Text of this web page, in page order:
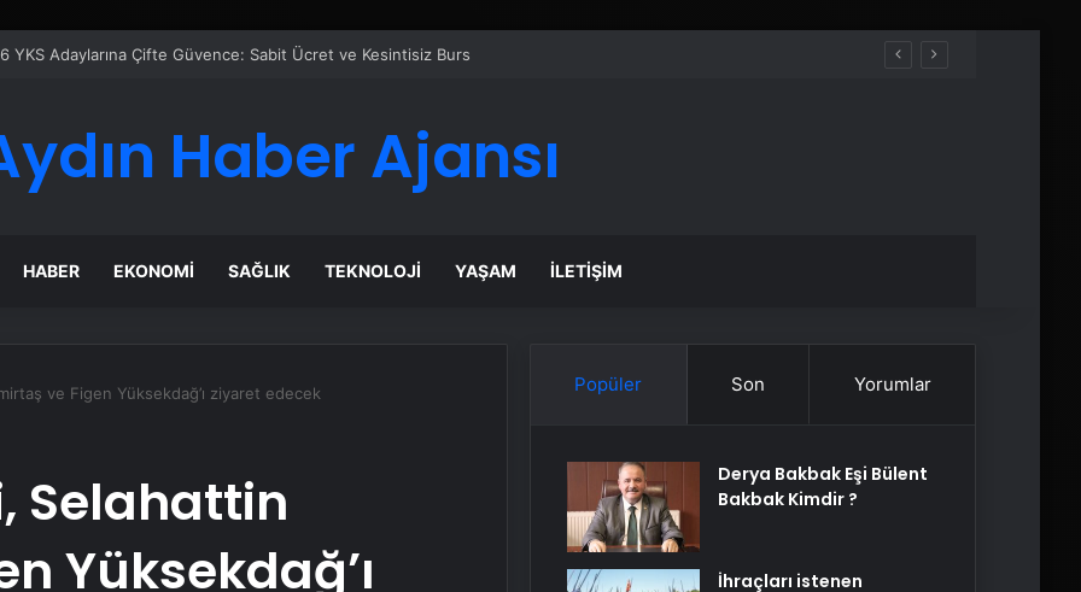
Nasıl Seçilir
Haber Ajansı
HABER EKONOMI SAĞLIK TEKNOLOJI YAŞAM İLETIŞIM
ve Figen Yüksekdağ’ı ziyaret edecek
Selahattin
Yüksekdağ’ı
Popüler Son Yorumlar
Derya Bakbak Eşi Bülent
Bakbak Kimdir ?
İhraçları istenen